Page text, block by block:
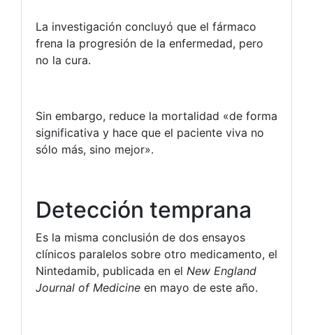
La investigación concluyó que el fármaco
frena la progresión de la enfermedad, pero
no la cura.
Sin embargo, reduce la mortalidad «de forma
significativa y hace que el paciente viva no
sólo más, sino mejor».
Detección temprana
Es la misma conclusión de dos ensayos
clínicos paralelos sobre otro medicamento, el
Nintedamib, publicada en el New England
Journal of Medicine en mayo de este año.